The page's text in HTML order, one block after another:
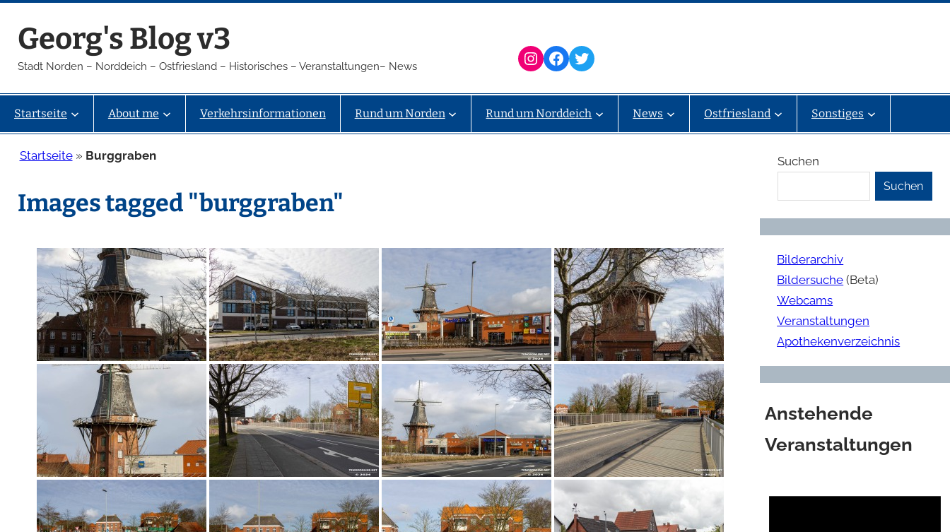
Inhalt
springen
Georg's Blog v3
Stadt Norden – Norddeich – Ostfriesland – Historisches – Veranstaltungen– News Instagram Facebook Twitter
Startseite About me Verkehrsinformationen Rund um Norden Rund um Norddeich News Ostfriesland Sonstiges
Startseite» Burggraben
Images tagged "burggraben"
Suchen
Suchen
Bilderarchiv
Bildersuche (Beta)
Webcams
Veranstaltungen
Apothekenverzeichnis
Anstehende
Veranstaltungen